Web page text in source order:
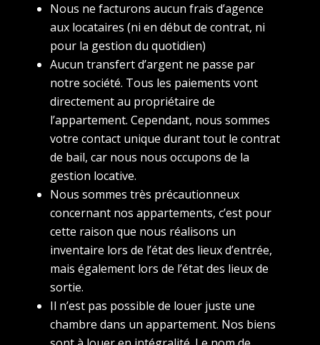
Nous ne facturons aucun frais d’agence
aux locataires (ni en début de contrat, ni
pour la gestion du quotidien)
Aucun transfert d’argent ne passe par
notre société. Tous les paiements vont
directement au propriétaire de
l’appartement. Cependant, nous sommes
votre contact unique durant tout le contrat
de bail, car nous nous occupons de la
gestion locative.
Nous sommes très précautionneux
concernant nos appartements, c’est pour
cette raison que nous réalisons un
inventaire lors de l’état des lieux d’entrée,
mais également lors de l’état des lieux de
sortie.
Il n’est pas possible de louer juste une
chambre dans un appartement. Nos biens